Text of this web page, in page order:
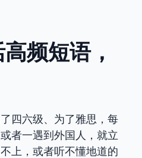
频短语，
四六级、为了雅思，每
者一遇到外国人，就立
上，或者听不懂地道的